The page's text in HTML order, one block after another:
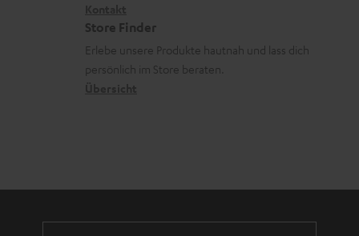
n
d
a
r
a
ü
c
m
k
o
d
a
Store Finder
Erlebe unsere Produkte hautnah und lass dich
persönlich im Store beraten.